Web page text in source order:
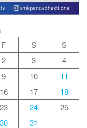
F S
S
2 3
4
9 10
11
16 17
18
23 24
25
30
31